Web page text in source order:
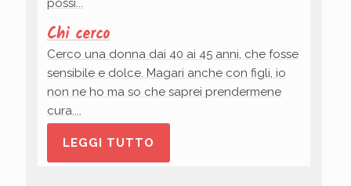
possi...
Chi cerco
Cerco una donna dai 40 ai 45 anni, che fosse
sensibile e dolce. Magari anche con figli, io
non ne ho ma so che saprei prendermene
cura....
LEGGI TUTTO